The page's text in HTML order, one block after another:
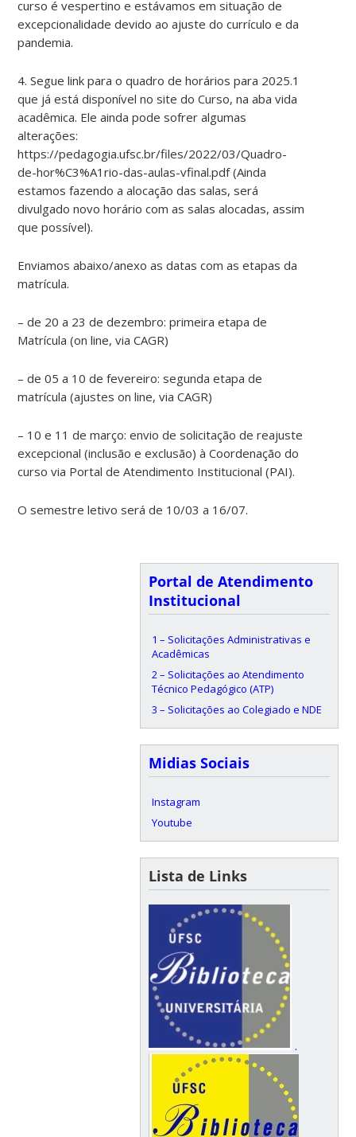
curso é vespertino e estávamos em situação de
excepcionalidade devido ao ajuste do currículo e da
pandemia.
4. Segue link para o quadro de horários para 2025.1
que já está disponível no site do Curso, na aba vida
acadêmica. Ele ainda pode sofrer algumas
alterações:
https://pedagogia.ufsc.br/files/2022/03/Quadro-
de-hor%C3%A1rio-das-aulas-vfinal.pdf (Ainda
estamos fazendo a alocação das salas, será
divulgado novo horário com as salas alocadas, assim
que possível).
Enviamos abaixo/anexo as datas com as etapas da
matrícula.
– de 20 a 23 de dezembro: primeira etapa de
Matrícula (on line, via CAGR)
– de 05 a 10 de fevereiro: segunda etapa de
matrícula (ajustes on line, via CAGR)
– 10 e 11 de março: envio de solicitação de reajuste
excepcional (inclusão e exclusão) à Coordenação do
curso via Portal de Atendimento Institucional (PAI).
O semestre letivo será de 10/03 a 16/07.
Portal de Atendimento
Institucional
1 – Solicitações Administrativas e
Acadêmicas
2 – Solicitações ao Atendimento
Técnico Pedagógico (ATP)
3 – Solicitações ao Colegiado e NDE
Midias Sociais
Instagram
Youtube
Lista de Links
.